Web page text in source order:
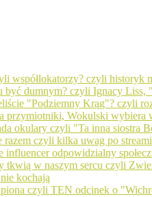
współlokatorzy? czyli historyk
być dumnym? czyli Ignacy Liss,
"Podziemny Krąg"? czyli
przymiotniki, Wokulski wybiera
okulary czyli "Ta inna siostra
razem czyli kilka uwag po
influencer odpowidzialny
tkwią w naszym sercu czyli
kochają
czyli TEN odcinek o